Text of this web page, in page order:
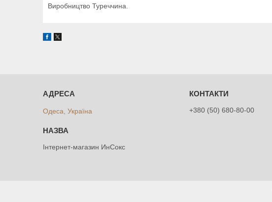
Виробництво Туреччина.
Одеса, Україна
Інтернет-магазин ИнСокс
+380 (50) 680-80-00